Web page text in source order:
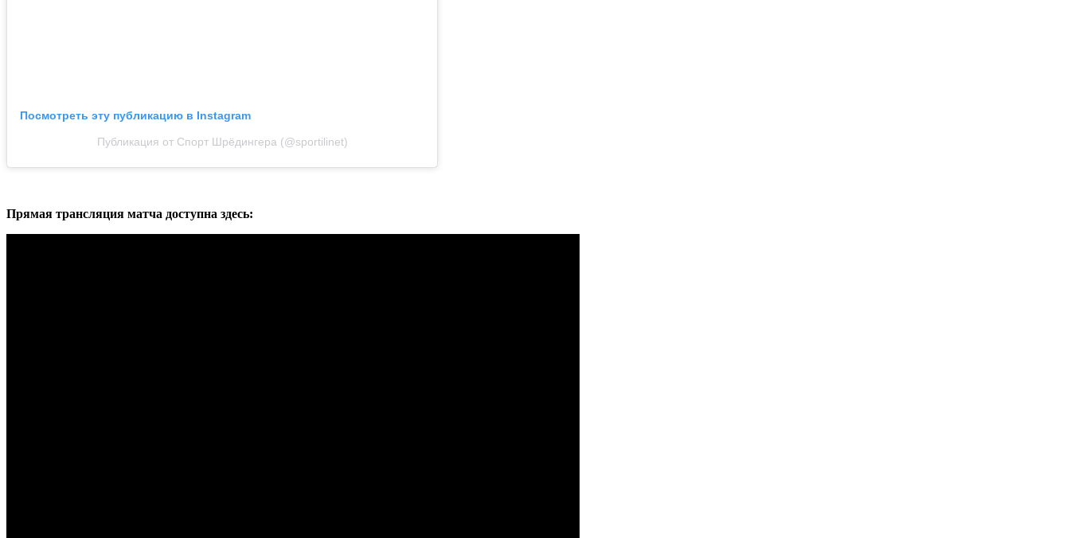
Посмотреть эту публикацию в Instagram
Публикация от Спорт Шрёдингера (@sportilinet)
Прямая трансляция матча доступна здесь: